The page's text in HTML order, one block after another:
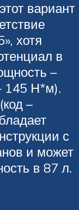
вариант
хотя
в
–
145 Н*м).
–
с
и может
в 87 л.